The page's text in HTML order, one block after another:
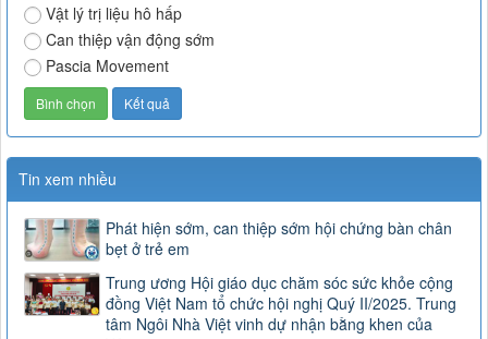
Vật lý trị liệu hô hấp
Can thiệp vận động sớm
Pascia Movement
Tin xem nhiều
Phát hiện sớm, can thiệp sớm hội chứng bàn chân
bẹt ở trẻ em
Trung ương Hội giáo dục chăm sóc sức khỏe cộng
đồng Việt Nam tổ chức hội nghị Quý II/2025. Trung
tâm Ngôi Nhà Việt vinh dự nhận bằng khen của